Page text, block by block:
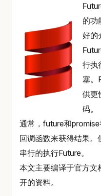
的功
好的
行执
塞。
供更
码。
通常，future和
回调函数来获得结果
串行的执行Future。
本文主要编译于官方文
开的资料。